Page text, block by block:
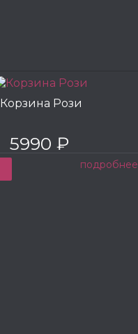
Корзина Рози
5990 ₽
подробнее